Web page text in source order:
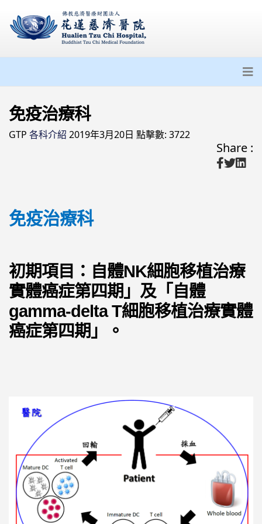
免疫治療科
GTP 各科介紹 2019年3月20日 點擊數: 3722
Share :
免疫治療科
初期項目：自體NK細胞移植治療
實體癌症第四期」及「自體
gamma-delta T細胞移植治療實體
癌症第四期」。